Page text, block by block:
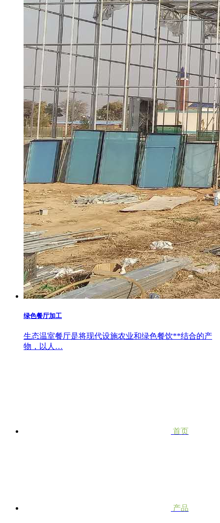
绿色餐厅加工
生态温室餐厅是将现代设施农业和绿色餐饮**结合的产
物，以人…
首页
产品